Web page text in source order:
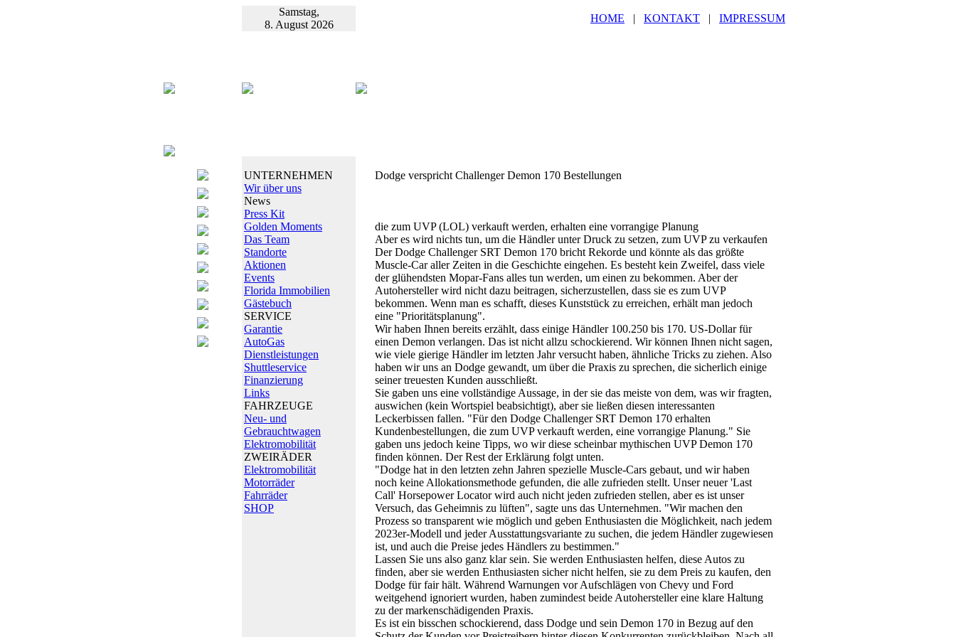
Samstag,
8. August 2026
HOME | KONTAKT | IMPRESSUM
UNTERNEHMEN
Wir über uns
News
Press Kit
Golden Moments
Das Team
Standorte
Aktionen
Events
Florida Immobilien
Gästebuch
SERVICE
Garantie
AutoGas
Dienstleistungen
Shuttleservice
Finanzierung
Links
FAHRZEUGE
Neu- und
Gebrauchtwagen
Elektromobilität
ZWEIRÄDER
Elektromobilität
Motorräder
Fahrräder
SHOP
Dodge verspricht Challenger Demon 170 Bestellungen
die zum UVP (LOL) verkauft werden, erhalten eine vorrangige Planung
Aber es wird nichts tun, um die Händler unter Druck zu setzen, zum UVP zu verkaufen
Der Dodge Challenger SRT Demon 170 bricht Rekorde und könnte als das größte
Muscle-Car aller Zeiten in die Geschichte eingehen. Es besteht kein Zweifel, dass viele
der glühendsten Mopar-Fans alles tun werden, um einen zu bekommen. Aber der
Autohersteller wird nicht dazu beitragen, sicherzustellen, dass sie es zum UVP
bekommen. Wenn man es schafft, dieses Kunststück zu erreichen, erhält man jedoch
eine "Prioritätsplanung".
Wir haben Ihnen bereits erzählt, dass einige Händler 100.250 bis 170. US-Dollar für
einen Demon verlangen. Das ist nicht allzu schockierend. Wir können Ihnen nicht sagen,
wie viele gierige Händler im letzten Jahr versucht haben, ähnliche Tricks zu ziehen. Also
haben wir uns an Dodge gewandt, um über die Praxis zu sprechen, die sicherlich einige
seiner treuesten Kunden ausschließt.
Sie gaben uns eine vollständige Aussage, in der sie das meiste von dem, was wir fragten,
auswichen (kein Wortspiel beabsichtigt), aber sie ließen diesen interessanten
Leckerbissen fallen. "Für den Dodge Challenger SRT Demon 170 erhalten
Kundenbestellungen, die zum UVP verkauft werden, eine vorrangige Planung." Sie
gaben uns jedoch keine Tipps, wo wir diese scheinbar mythischen UVP Demon 170
finden können. Der Rest der Erklärung folgt unten.
"Dodge hat in den letzten zehn Jahren spezielle Muscle-Cars gebaut, und wir haben
noch keine Allokationsmethode gefunden, die alle zufrieden stellt. Unser neuer 'Last
Call' Horsepower Locator wird auch nicht jeden zufrieden stellen, aber es ist unser
Versuch, das Geheimnis zu lüften", sagte uns das Unternehmen. "Wir machen den
Prozess so transparent wie möglich und geben Enthusiasten die Möglichkeit, nach jedem
2023er-Modell und jeder Ausstattungsvariante zu suchen, die jedem Händler zugewiesen
ist, und auch die Preise jedes Händlers zu bestimmen."
Lassen Sie uns also ganz klar sein. Sie werden Enthusiasten helfen, diese Autos zu
finden, aber sie werden Enthusiasten sicher nicht helfen, sie zu dem Preis zu kaufen, den
Dodge für fair hält. Während Warnungen vor Aufschlägen von Chevy und Ford
weitgehend ignoriert wurden, haben zumindest beide Autohersteller eine klare Haltung
zu der markenschädigenden Praxis.
Es ist ein bisschen schockierend, dass Dodge und sein Demon 170 in Bezug auf den